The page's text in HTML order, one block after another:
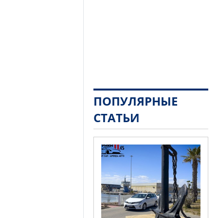
ПОПУЛЯРНЫЕ
СТАТЬИ